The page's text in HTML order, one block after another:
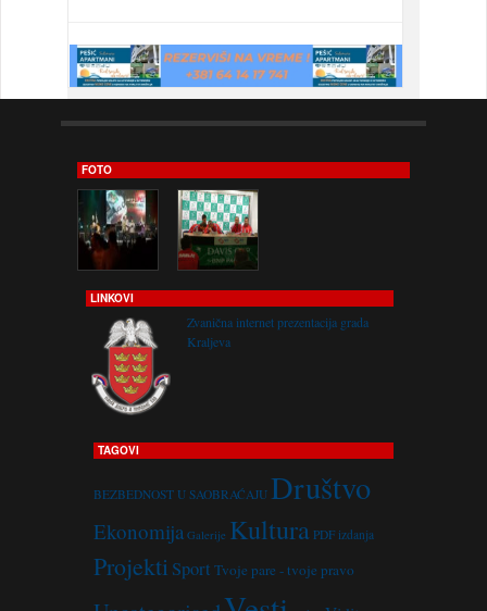
FOTO
LINKOVI
Zvanična internet prezentacija grada
Kraljeva
TAGOVI
BEZBEDNOST U SAOBRAĆAJU Društvo
Ekonomija Galerije Kultura PDF izdanja
Projekti Sport Tvoje pare - tvoje pravo